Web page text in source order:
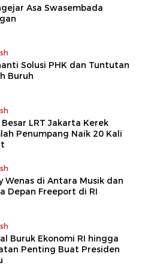
Asa Swasembada
Solusi PHK dan Tuntutan
Buruh
Besar LRT Jakarta Kerek
Penumpang Naik 20 Kali
Wenas di Antara Musik dan
Depan Freeport di RI
Buruk Ekonomi RI hingga
Penting Buat Presiden